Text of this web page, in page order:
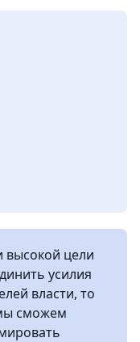
высокой цели
усилия
власти, то
сможем